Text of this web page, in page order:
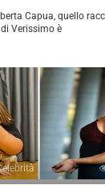
Capua, quello
Verissimo è